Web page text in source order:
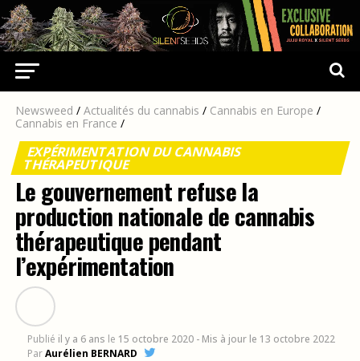
Newsweed / Actualités du cannabis / Cannabis en Europe /
Cannabis en France /
EXPÉRIMENTATION DU CANNABIS
THÉRAPEUTIQUE
Le gouvernement refuse la
production nationale de cannabis
thérapeutique pendant
l’expérimentation
Publié il y a 6 ans le 15 octobre 2020 - Mis à jour le 13 octobre 2022
ParAurélien BERNARD